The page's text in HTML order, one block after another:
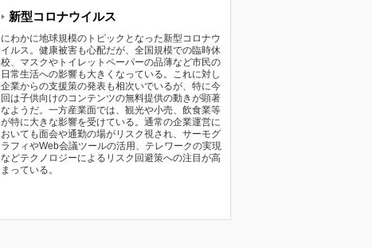
新型コロナウイルス
にわかに地球規模のトピックとなった新型コロナウ
イルス。健康被害も心配だが、全国規模での臨時休
校、マスクやトイレットペーパーの品薄など市民の
日常生活への影響も大きくなっている。これに対し
企業からの支援策の発表も相次いでいるが、特に今
回は子供向けのコンテンツの無料提供の動きが顕著
なようだ。一方産業面では、観光や小売、飲食業等
が特に大きな影響を受けている。通常の企業運営に
おいても面会や通勤の場がリスク視され、サーモグ
ラフィやWeb会議ツールの活用、テレワークの実現
などテクノロジーによるリスク回避策への注目が高
まっている。